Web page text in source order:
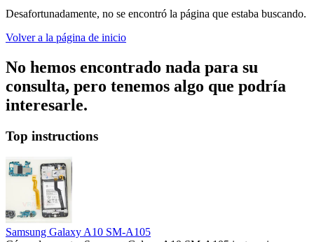
Desafortunadamente, no se encontró la página que estaba buscando.
Volver a la página de inicio
No hemos encontrado nada para su
consulta, pero tenemos algo que podría
interesarle.
Top instructions
Samsung Galaxy A10 SM-A105